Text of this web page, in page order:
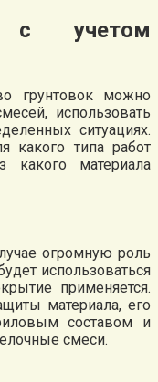
с учетом
грунтовок можно
использовать
ситуациях.
какого типа работ
какого материала
огромную роль
использоваться
применяется.
материала, его
составом и
смеси.